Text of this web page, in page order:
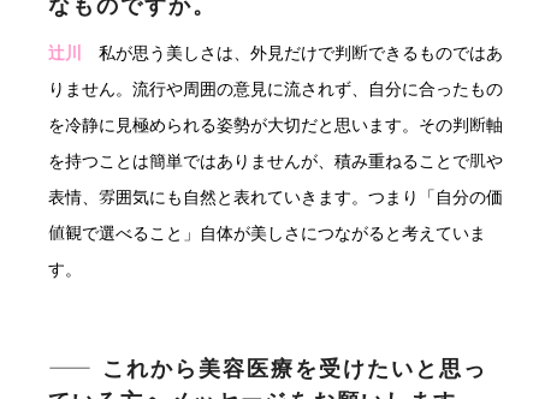
なものですか。
辻川
私が思う美しさは、外見だけで判断できるものではあ
りません。流行や周囲の意見に流されず、自分に合ったもの
を冷静に見極められる姿勢が大切だと思います。その判断軸
を持つことは簡単ではありませんが、積み重ねることで肌や
表情、雰囲気にも自然と表れていきます。つまり「自分の価
値観で選べること」自体が美しさにつながると考えていま
す。
―― これから美容医療を受けたいと思っ